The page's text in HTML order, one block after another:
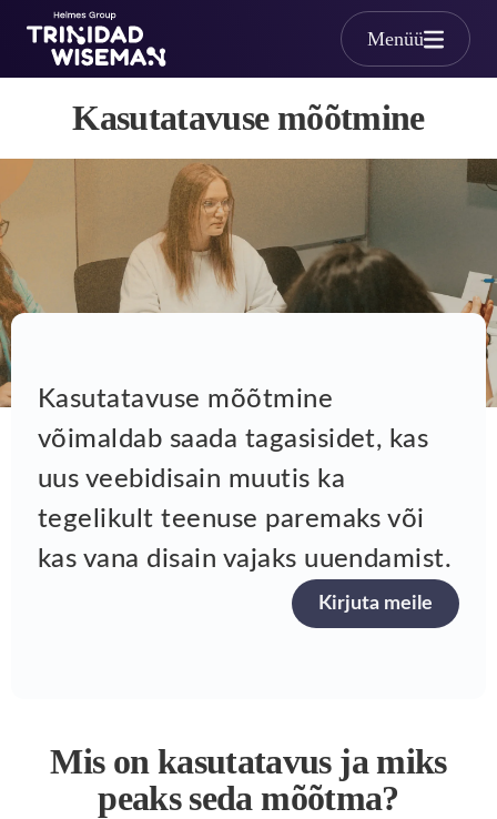
Skip to main content
Menüü
Kasutatavuse mõõtmine
Kasutatavuse mõõtmine
Kasutatavuse mõõtmine
võimaldab saada tagasisidet, kas
uus veebidisain muutis ka
tegelikult teenuse paremaks või
kas vana disain vajaks uuendamist.
Kirjuta meile
Mis on kasutatavus ja miks
peaks seda mõõtma?